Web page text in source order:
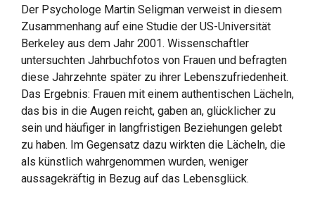
Der Psychologe Martin Seligman verweist in diesem
Zusammenhang auf eine Studie der US-Universität
Berkeley aus dem Jahr 2001. Wissenschaftler
untersuchten Jahrbuchfotos von Frauen und befragten
diese Jahrzehnte später zu ihrer Lebenszufriedenheit.
Das Ergebnis: Frauen mit einem authentischen Lächeln,
das bis in die Augen reicht, gaben an, glücklicher zu
sein und häufiger in langfristigen Beziehungen gelebt
zu haben. Im Gegensatz dazu wirkten die Lächeln, die
als künstlich wahrgenommen wurden, weniger
aussagekräftig in Bezug auf das Lebensglück.